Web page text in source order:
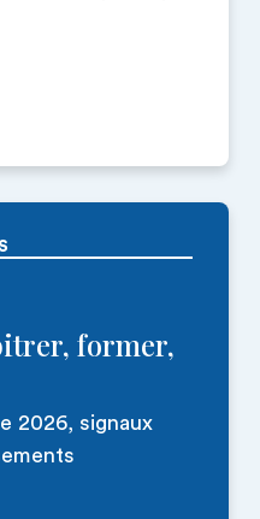
former,
2026, signaux